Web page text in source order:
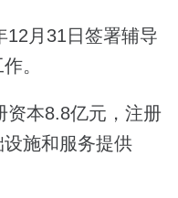
12月31日签署辅导
。
资本8.8亿元，注册
施和服务提供